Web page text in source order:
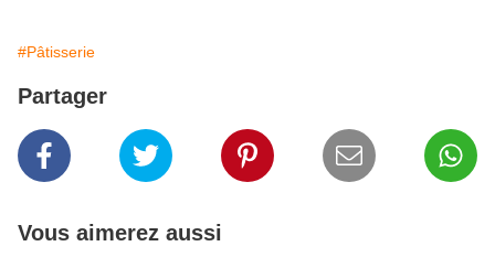
#Pâtisserie
Partager
Vous aimerez aussi